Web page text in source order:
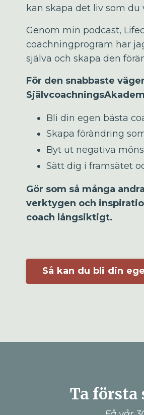
kan skapa det liv som du
Genom min podcast,
coachningprogram har
själva och skapa den
För den snabbaste
Bli din egen bästa
Skapa förändring
Byt ut negativa
Sätt dig i framsätet
Gör som så många
verktygen och
coach långsiktigt.
Så kan du bli din
Ta första